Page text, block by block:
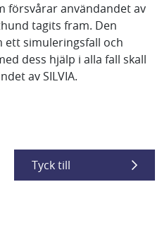
försvårar användandet av
tagits fram. Den
ett simuleringsfall och
dess hjälp i alla fall skall
av SILVIA.
Tyck till